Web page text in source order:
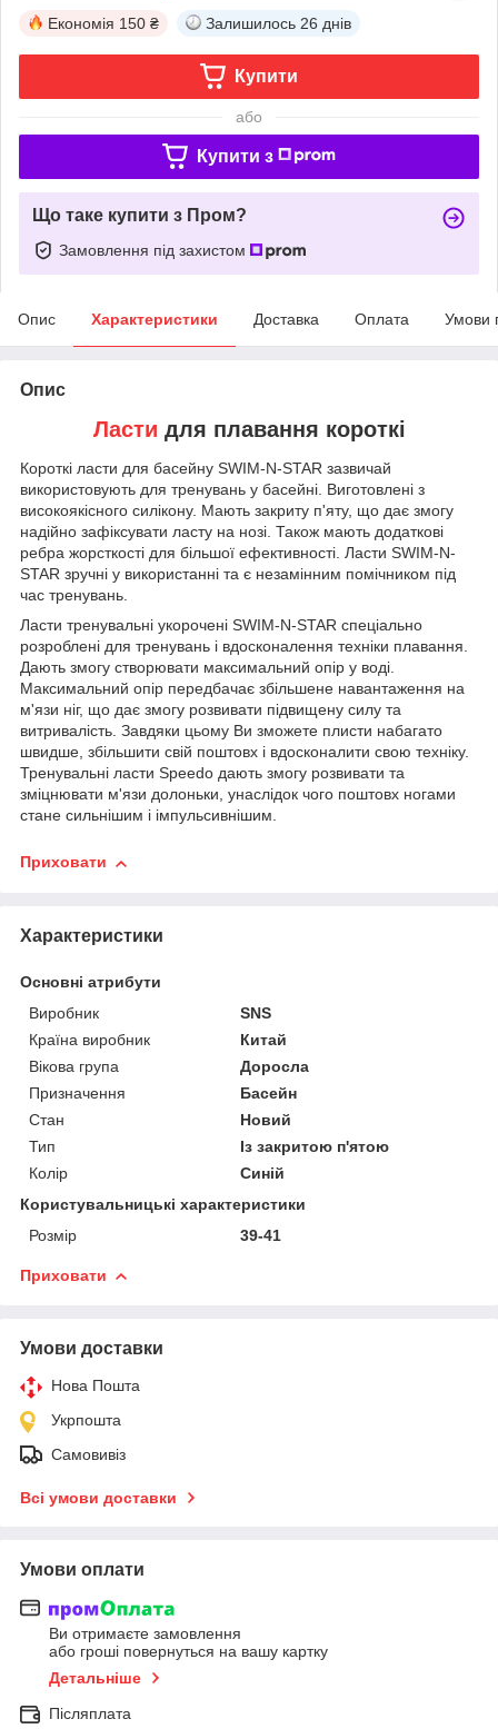
Економія 150 ₴ Залишилось 26 днів
Купити
або
Купити з
Що таке купити з Пром?
Замовлення під захистом
Опис Характеристики Доставка Оплата Умови
Опис
Ласти для плавання короткі
Короткі ласти для басейну SWIM-N-STAR зазвичай
використовують для тренувань у басейні. Виготовлені з
високоякісного силікону. Мають закриту п'яту, що дає змогу
надійно зафіксувати ласту на нозі. Також мають додаткові
ребра жорсткості для більшої ефективності. Ласти SWIM-N-
STAR зручні у використанні та є незамінним помічником під
час тренувань.
Ласти тренувальні укорочені SWIM-N-STAR спеціально
розроблені для тренувань і вдосконалення техніки плавання.
Дають змогу створювати максимальний опір у воді.
Максимальний опір передбачає збільшене навантаження на
м'язи ніг, що дає змогу розвивати підвищену силу та
витривалість. Завдяки цьому Ви зможете плисти набагато
швидше, збільшити свій поштовх і вдосконалити свою техніку.
Тренувальні ласти Speedo дають змогу розвивати та
зміцнювати м'язи долоньки, унаслідок чого поштовх ногами
стане сильнішим і імпульсивнішим.
Приховати
Характеристики
Основні атрибути
Виробник
SNS
Країна виробник
Китай
Вікова група
Доросла
Призначення
Басейн
Стан
Новий
Тип
Із закритою п'ятою
Колір
Синій
Користувальницькі характеристики
Розмір
39-41
Приховати
Умови доставки
Нова Пошта
Укрпошта
Самовивіз
Всі умови доставки
Умови оплати
Ви отримаєте замовлення
або гроші повернуться на вашу картку
Детальніше
Післяплата